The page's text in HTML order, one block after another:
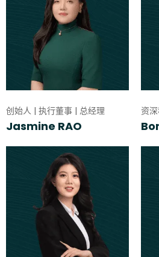
创始人 | 执行董事 | 总经理
Jasmine RAO
资